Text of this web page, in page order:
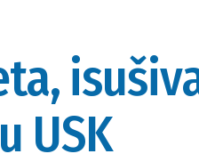
USK